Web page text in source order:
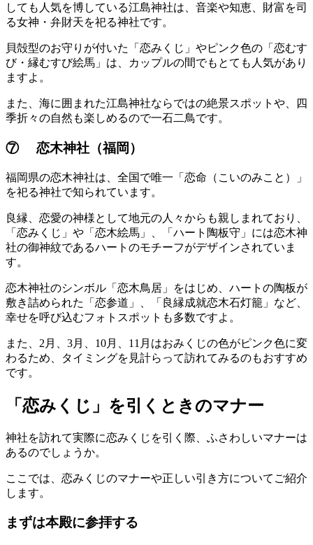
しても人気を博している江島神社は、音楽や知恵、財富を司
る女神・弁財天を祀る神社です。
貝殻型のお守りが付いた「恋みくじ」やピンク色の「恋むす
び・縁むすび絵馬」は、カップルの間でもとても人気があり
ますよ。
また、海に囲まれた江島神社ならではの絶景スポットや、四
季折々の自然も楽しめるので一石二鳥です。
⑦ 恋木神社（福岡）
福岡県の恋木神社は、全国で唯一「恋命（こいのみこと）」
を祀る神社で知られています。
良縁、恋愛の神様として地元の人々からも親しまれており、
「恋みくじ」や「恋木絵馬」、「ハート陶板守」には恋木神
社の御神紋であるハートのモチーフがデザインされていま
す。
恋木神社のシンボル「恋木鳥居」をはじめ、ハートの陶板が
敷き詰められた「恋参道」、「良縁成就恋木石灯籠」など、
幸せを呼び込むフォトスポットも多数ですよ。
また、2月、3月、10月、11月はおみくじの色がピンク色に変
わるため、タイミングを見計らって訪れてみるのもおすすめ
です。
「恋みくじ」を引くときのマナー
神社を訪れて実際に恋みくじを引く際、ふさわしいマナーは
あるのでしょうか。
ここでは、恋みくじのマナーや正しい引き方についてご紹介
します。
まずは本殿に参拝する